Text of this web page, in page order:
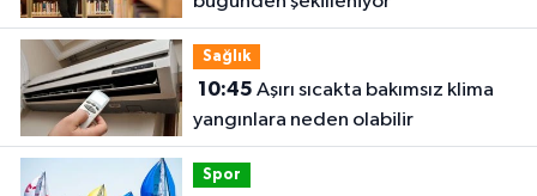
Sağlık
10:45
yangınlara neden olabilir
Spor